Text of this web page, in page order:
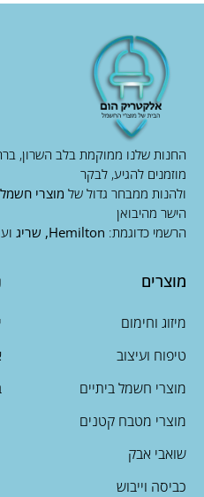
החנות שלנו ממוקמת בלב השרון,
מוזמנים להגיע, לבקר
ולהנות ממבחר גדול של מוצרי
הישר מהיבואן
הרשמי כדוגמת: Hemilton, שריג
מוצרים
מיזוג וחימום
טיפוח ועיצוב
מוצרי חשמל ביתיים
מוצרי מטבח קטנים
שואבי אבק
כביסה וייבוש